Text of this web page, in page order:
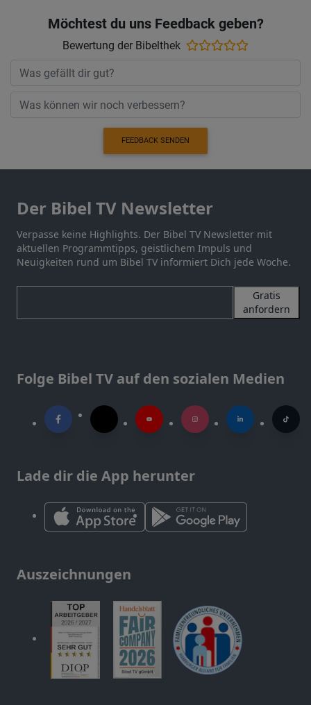
Möchtest du uns Feedback geben?
Bewertung der Bibelthek
FEEDBACK SENDEN
Der Bibel TV Newsletter
Verpasse keine Highlights. Der Bibel TV Newsletter mit
aktuellen Programmtipps, geistlichem Impuls und
Neuigkeiten rund um Bibel TV informiert Dich jede Woche.
Gratis
anfordern
Folge Bibel TV auf den sozialen Medien
Lade dir die App herunter
Auszeichnungen